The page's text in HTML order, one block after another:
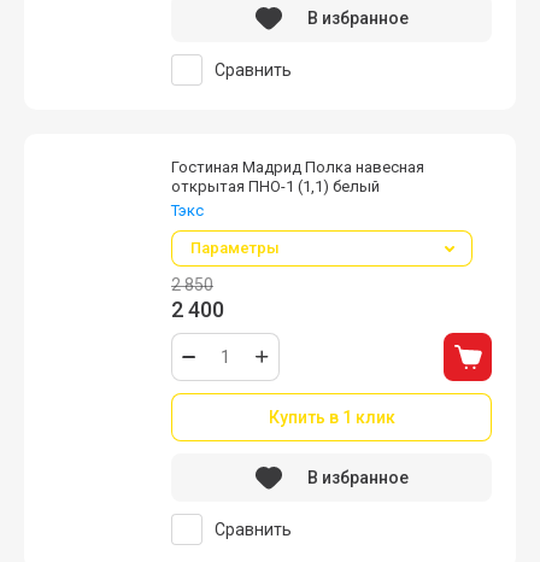
Сравнить
В избранное
Гостиная Мадрид Полка навесная
открытая ПНО-1 (1,1) белый
Тэкс
Параметры
2 850
2 400
Купить в 1 клик
Сравнить
В избранное